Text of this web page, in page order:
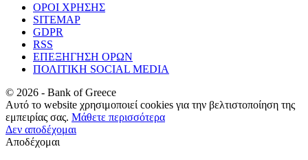
ΟΡΟΙ ΧΡΗΣΗΣ
SITEMAP
GDPR
RSS
ΕΠΕΞΗΓΗΣΗ ΟΡΩΝ
ΠΟΛΙΤΙΚΗ SOCIAL MEDIA
© 2026 - Bank of Greece
Αυτό το website χρησιμοποιεί cookies για την βελτιστοποίηση της
εμπειρίας σας. Μάθετε περισσότερα
Δεν αποδέχομαι
Αποδέχομαι